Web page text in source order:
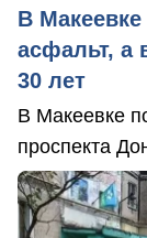
В
асфальт, а
30 лет
В Макеевке
проспекта